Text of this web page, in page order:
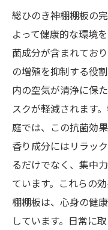
総ひのき神棚棚板の
よって健康的な環境
菌成分が含まれてお
の増殖を抑制する役
内の空気が清浄に保
スクが軽減されます
庭では、この抗菌効
香り成分にはリラッ
るだけでなく、集中
ています。これらの
棚棚板は、心身の健
しています。日常に